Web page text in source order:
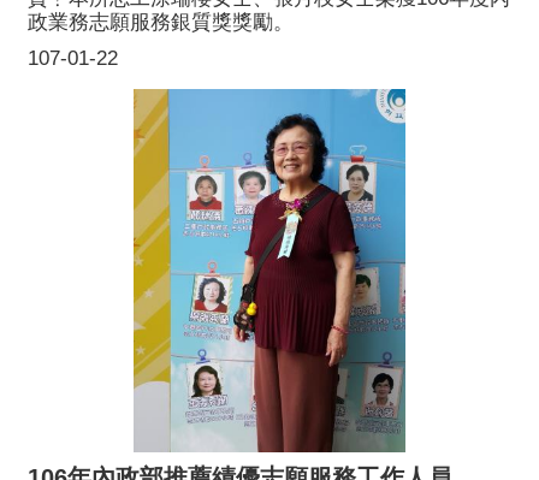
107-01-22
政業務志願服務銀質獎獎勵。